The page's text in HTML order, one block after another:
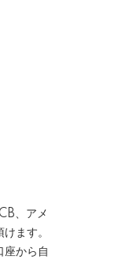
、アメ
ます。
座から自